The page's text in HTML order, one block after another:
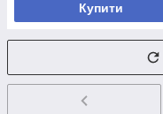
Купити